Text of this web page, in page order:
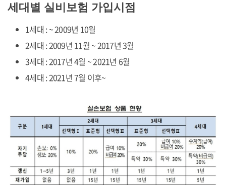
세대별 실비보험 가입시점
1세대 : ~ 2009년 10월
2세대 : 2009년 11월 ~ 2017년 3월
3세대 : 2017년 4월 ~ 2021년 6월
4세대 : 2021년 7월 이후~